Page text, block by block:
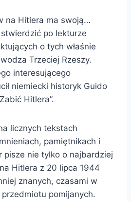
na Hitlera ma swoją…
po lekturze
o tych właśnie
Trzeciej Rzeszy.
interesującego
niemiecki historyk Guido
Hitlera”.
licznych tekstach
pamiętnikach i
pisze nie tylko o najbardziej
Hitlera z 20 lipca 1944
znanych, czasami w
pomijanych.